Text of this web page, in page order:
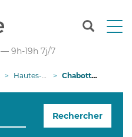
T
n
— 9h-19h 7j/7
Hautes-Alpes Chabottes
Rechercher